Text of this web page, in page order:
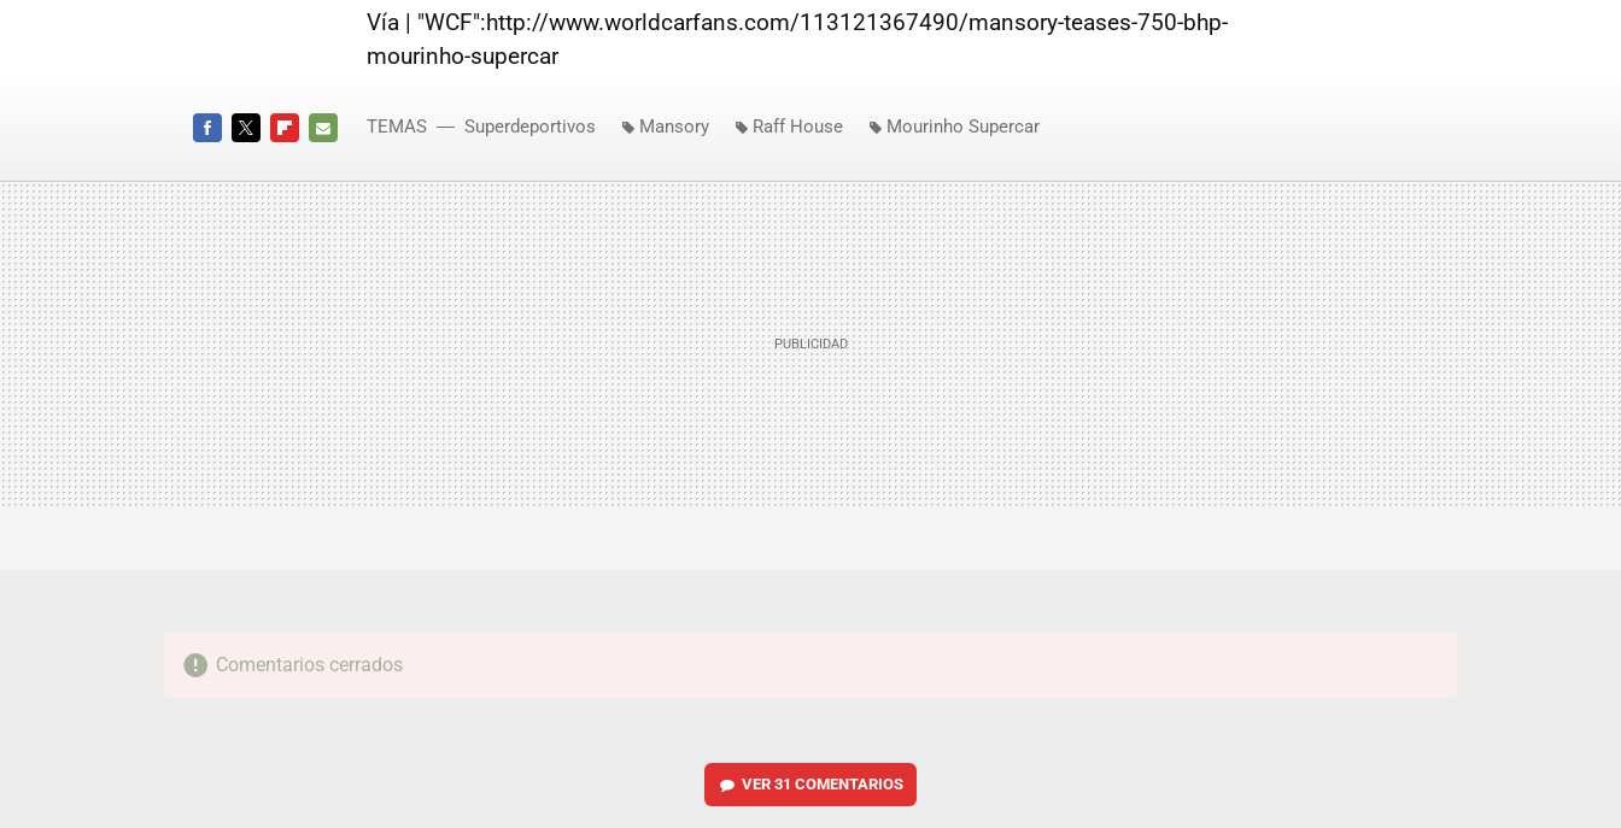
Vía | "WCF":http://www.worldcarfans.com/113121367490/mansory-teases-750-bhp-
mourinho-supercar
MAIL
TEMAS Superdeportivos Mansory Raff House Mourinho Supercar
Comentarios cerrados
VER 31 COMENTARIOS